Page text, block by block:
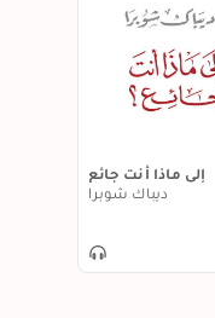
إلى ماذا أنت جائع
ديباك شوبرا